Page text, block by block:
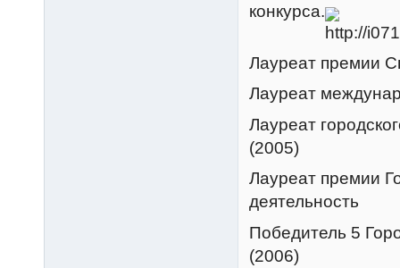
конкурса.
Лауреат премии
Лауреат
Лауреат
(2005)
Лауреат премии
деятельность
Победитель 5
(2006)